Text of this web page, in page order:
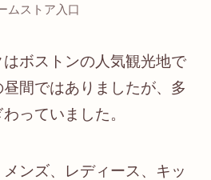
ムストア入口
ボストンの人気観光地で
間ではありましたが、多
っていました。
ンズ、レディース、キッ